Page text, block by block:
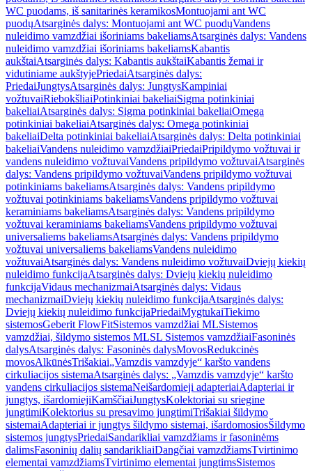
WC puodams, iš sanitarinės keramikosMontuojami ant WC
puodųAtsarginės dalys: Montuojami ant WC puodųVandens
nuleidimo vamzdžiai išoriniams bakeliamsAtsarginės dalys: Vandens
nuleidimo vamzdžiai išoriniams bakeliamsKabantis
aukštaiAtsarginės dalys: Kabantis aukštaiKabantis žemai ir
vidutiniame aukštyjePriedaiAtsarginės dalys:
PriedaiJungtysAtsarginės dalys: JungtysKampiniai
vožtuvaiRiebokšliaiPotinkiniai bakeliaiSigma potinkiniai
bakeliaiAtsarginės dalys: Sigma potinkiniai bakeliaiOmega
potinkiniai bakeliaiAtsarginės dalys: Omega potinkiniai
bakeliaiDelta potinkiniai bakeliaiAtsarginės dalys: Delta potinkiniai
bakeliaiVandens nuleidimo vamzdžiaiPriedaiPripildymo vožtuvai ir
vandens nuleidimo vožtuvaiVandens pripildymo vožtuvaiAtsarginės
dalys: Vandens pripildymo vožtuvaiVandens pripildymo vožtuvai
potinkiniams bakeliamsAtsarginės dalys: Vandens pripildymo
vožtuvai potinkiniams bakeliamsVandens pripildymo vožtuvai
keraminiams bakeliamsAtsarginės dalys: Vandens pripildymo
vožtuvai keraminiams bakeliamsVandens pripildymo vožtuvai
universaliems bakeliamsAtsarginės dalys: Vandens pripildymo
vožtuvai universaliems bakeliamsVandens nuleidimo
vožtuvaiAtsarginės dalys: Vandens nuleidimo vožtuvaiDviejų kiekių
nuleidimo funkcijaAtsarginės dalys: Dviejų kiekių nuleidimo
funkcijaVidaus mechanizmaiAtsarginės dalys: Vidaus
mechanizmaiDviejų kiekių nuleidimo funkcijaAtsarginės dalys:
Dviejų kiekių nuleidimo funkcijaPriedaiMygtukaiTiekimo
sistemosGeberit FlowFitSistemos vamzdžiai MLSistemos
vamzdžiai, šildymo sistemos MLSL Sistemos vamzdžiaiFasoninės
dalysAtsarginės dalys: Fasoninės dalysMovosRedukcinės
movosAlkūnėsTrišakiai„Vamzdis vamzdyje“ karšto vandens
cirkuliacijos sistemaAtsarginės dalys: „Vamzdis vamzdyje“ karšto
vandens cirkuliacijos sistemaNeišardomieji adapteriaiAdapteriai ir
jungtys, išardomiejiKamščiaiJungtysKolektoriai su sriegine
jungtimiKolektorius su presavimo jungtimiTrišakiai šildymo
sistemaiAdapteriai ir jungtys šildymo sistemai, išardomosiosŠildymo
sistemos jungtysPriedaiSandarikliai vamzdžiams ir fasoninėms
dalimsFasoninių dalių sandarikliaiDangčiai vamzdžiamsTvirtinimo
elementai vamzdžiamsTvirtinimo elementai jungtimsSistemos